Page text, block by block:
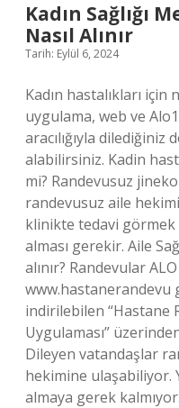
Kadın Sağlığı
Nasıl Alınır
Tarih: Eylül 6, 2024
Kadın hastalıkları için
uygulama, web ve
aracılığıyla
alabilirsiniz. Kadin
mi? Randevusuz
randevusuz aile
klinikte tedavi görmek
alması gerekir. Aile
alınır? Randevular
www.hastanerandevu
indirilebilen “Hastane
Uygulaması”
Dileyen vatandaşlar
hekimine ulaşabiliyor.
almaya gerek